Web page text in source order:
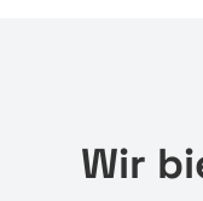
Wir